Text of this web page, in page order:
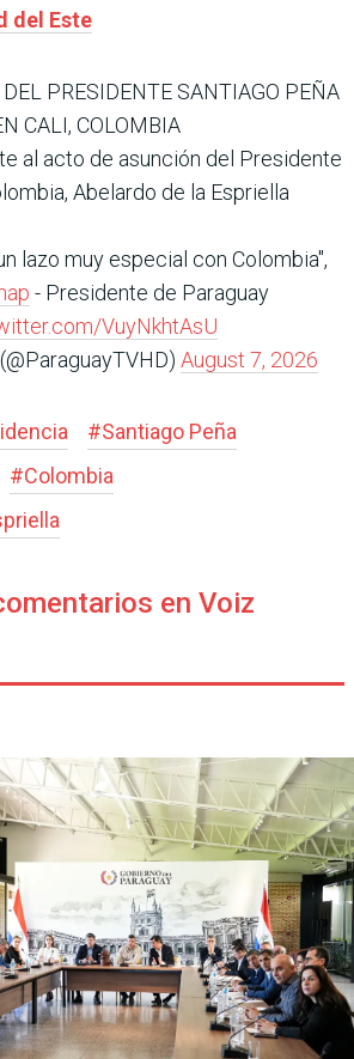
del Este
PRESIDENTE SANTIAGO PEÑA
CALI, COLOMBIA
al acto de asunción del Presidente
Abelardo de la Espriella
lazo muy especial con Colombia",
- Presidente de Paraguay
VuyNkhtAsU
August 7, 2026
#Santiago Peña
#Colombia
en Voiz